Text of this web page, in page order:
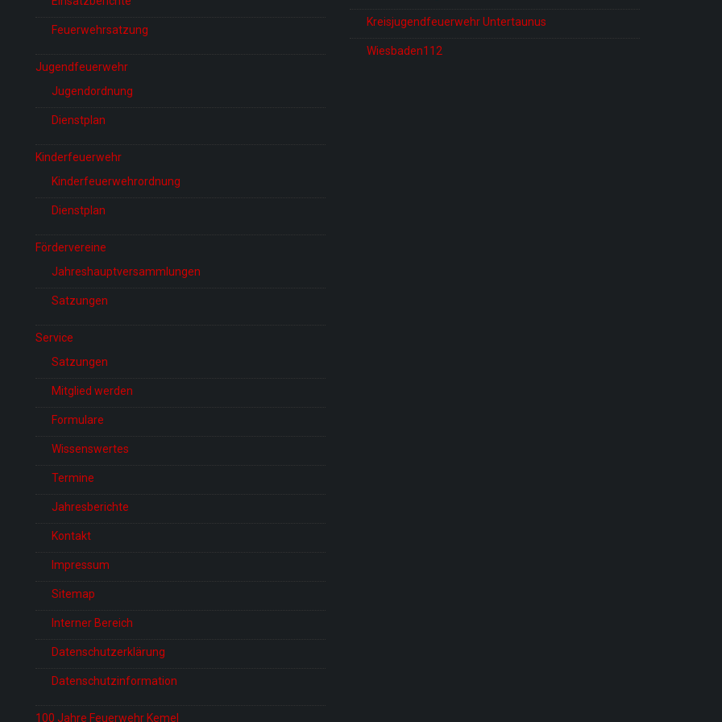
Feuerwehrsatzung
Jugendfeuerwehr
Jugendordnung
Dienstplan
Kinderfeuerwehr
Kinderfeuerwehrordnung
Dienstplan
Fördervereine
Jahreshauptversammlungen
Satzungen
Service
Satzungen
Mitglied werden
Formulare
Wissenswertes
Termine
Jahresberichte
Kontakt
Impressum
Sitemap
Interner Bereich
Datenschutzerklärung
Datenschutzinformation
100 Jahre Feuerwehr Kemel
Kreisjugendfeuerwehr Untertaunus
Wiesbaden112